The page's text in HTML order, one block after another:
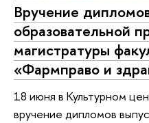
Вручение
образовательной
магистратуры
«Фармправо и
18 июня в Культурном
вручение дипломов